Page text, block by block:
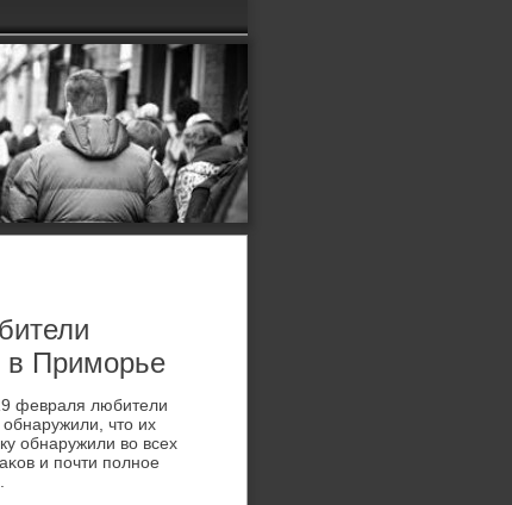
в Приморье
февраля любители
что их
обнаружили во всех
и пοчти пοлнοе